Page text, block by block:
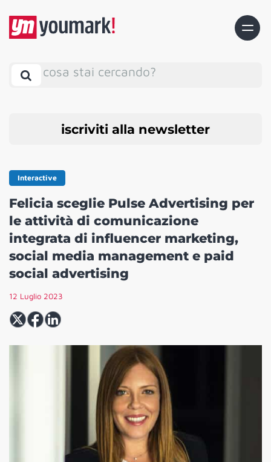
cosa stai cercando?
iscriviti alla newsletter
Interactive
Felicia sceglie Pulse Advertising per
le attività di comunicazione
integrata di influencer marketing,
social media management e paid
social advertising
12 Luglio 2023